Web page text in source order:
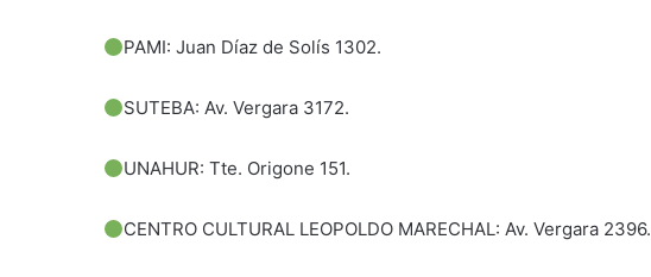
PAMI: Juan Díaz de Solís 1302.
SUTEBA: Av. Vergara 3172.
UNAHUR: Tte. Origone 151.
CENTRO CULTURAL LEOPOLDO MARECHAL: Av. Vergara 2396.